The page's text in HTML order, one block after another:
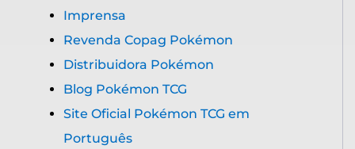
Imprensa
Revenda Copag Pokémon
Distribuidora Pokémon
Blog Pokémon TCG
Site Oficial Pokémon TCG em
Português